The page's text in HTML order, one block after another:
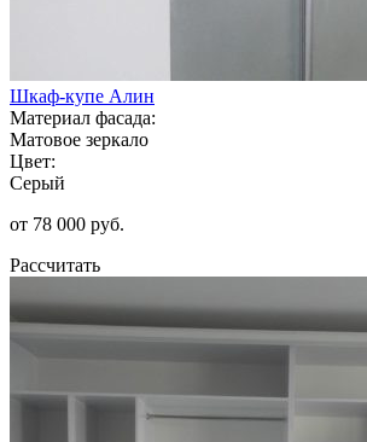
Шкаф-купе Алин
Материал фасада:
Матовое зеркало
Цвет:
Серый
от 78 000 руб.
Рассчитать